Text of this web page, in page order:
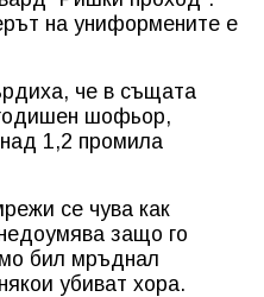
на униформените е
че в същата
шофьор,
1,2 промила
се чува как
защо го
бил мръднал
убиват хора.